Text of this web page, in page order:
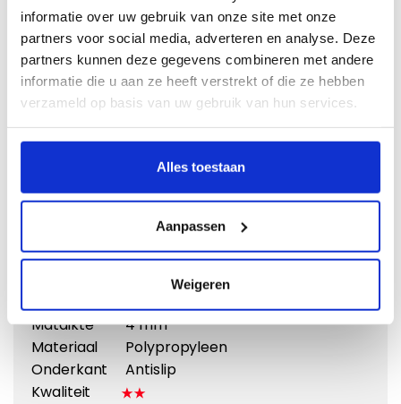
informatie over uw gebruik van onze site met onze
partners voor social media, adverteren en analyse. Deze
partners kunnen deze gegevens combineren met andere
informatie die u aan ze heeft verstrekt of die ze hebben
verzameld op basis van uw gebruik van hun services.
Alles toestaan
Aanpassen
Weigeren
Vergroten
Naaldvilt
Doeltreffend en voordelig
Vanaf €31,95
Matdikte
4 mm
Materiaal
Polypropyleen
Onderkant
Antislip
Kwaliteit